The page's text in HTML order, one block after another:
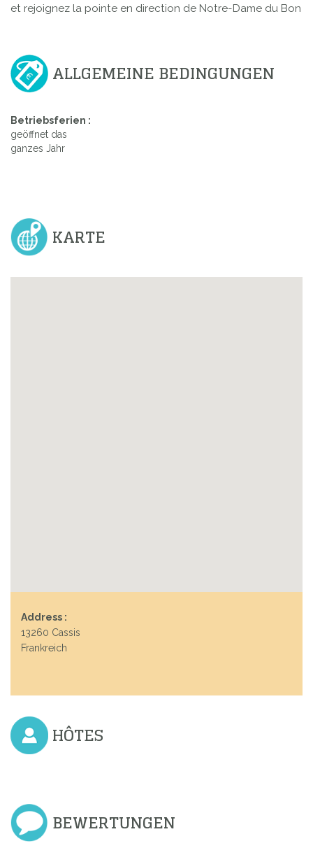
et rejoignez la pointe en direction de Notre-Dame du Bon
ALLGEMEINE BEDINGUNGEN
Betriebsferien :
geöffnet das
ganzes Jahr
KARTE
Address :
13260 Cassis
Frankreich
HÔTES
BEWERTUNGEN